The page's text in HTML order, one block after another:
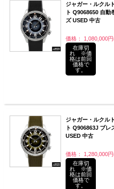
ジャガー・ルクル
ト Q9068650 自
ズ USED 中古
価格： 1,080,000
在庫切
れ ※価
格は前回
価格で
す。
ジャガー・ルクル
ト Q906863J ブ
USED 中古
価格： 1,280,000
在庫切
れ ※価
格は前回
価格で
す。